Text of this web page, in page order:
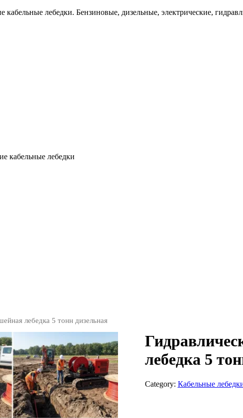
лебедки. Бензиновые, дизельные, электрические,
кабельные лебедки
лебедка 5 тонн дизельная
лебедка 5
Category: Кабельные